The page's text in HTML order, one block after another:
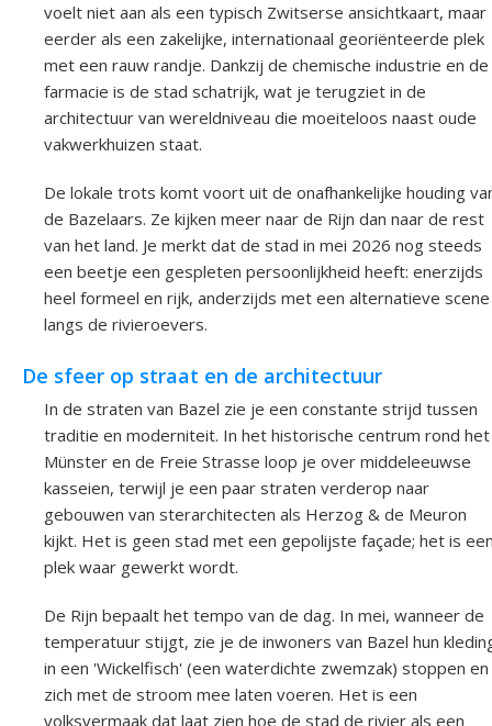
voelt niet aan als een typisch Zwitserse ansichtkaart, maar
eerder als een zakelijke, internationaal georiënteerde plek
met een rauw randje. Dankzij de chemische industrie en de
farmacie is de stad schatrijk, wat je terugziet in de
architectuur van wereldniveau die moeiteloos naast oude
vakwerkhuizen staat.
De lokale trots komt voort uit de onafhankelijke houding
de Bazelaars. Ze kijken meer naar de Rijn dan naar de rest
van het land. Je merkt dat de stad in mei 2026 nog steeds
een beetje een gespleten persoonlijkheid heeft: enerzijds
heel formeel en rijk, anderzijds met een alternatieve scene
langs de rivieroevers.
De sfeer op straat en de architectuur
In de straten van Bazel zie je een constante strijd tussen
traditie en moderniteit. In het historische centrum rond het
Münster en de Freie Strasse loop je over middeleeuwse
kasseien, terwijl je een paar straten verderop naar
gebouwen van sterarchitecten als Herzog & de Meuron
kijkt. Het is geen stad met een gepolijste façade; het is
plek waar gewerkt wordt.
De Rijn bepaalt het tempo van de dag. In mei, wanneer de
temperatuur stijgt, zie je de inwoners van Bazel hun
in een 'Wickelfisch' (een waterdichte zwemzak) stoppen en
zich met de stroom mee laten voeren. Het is een
volksvermaak dat laat zien hoe de stad de rivier als een